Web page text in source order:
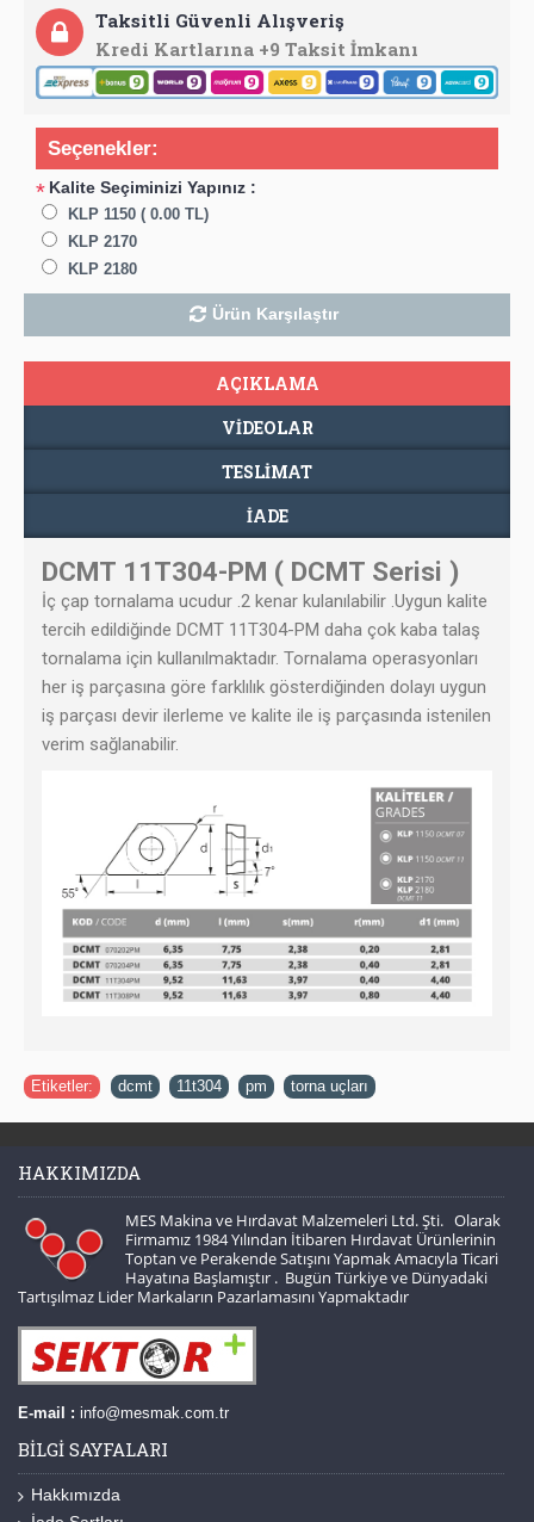
Taksitli Güvenli Alışveriş
Kredi Kartlarına +9 Taksit İmkanı
Seçenekler:
* Kalite Seçiminizi Yapınız :
KLP 1150 ( 0.00 TL)
KLP 2170
KLP 2180
Ürün Karşılaştır
AÇIKLAMA
VIDEOLAR
TESLIMAT
İADE
DCMT 11T304-PM ( DCMT Serisi )
İç çap tornalama ucudur .2 kenar kulanılabilir .Uygun kalite
tercih edildiğinde DCMT 11T304-PM​ daha çok kaba talaş
tornalama için kullanılmaktadır. Tornalama operasyonları
her iş parçasına göre farklılık gösterdiğinden dolayı uygun
iş parçası devir ilerleme ve kalite ile iş parçasında istenilen
verim sağlanabilir.
Etiketler: dcmt 11t304 pm torna uçları
HAKKIMIZDA
MES Makina ve Hırdavat Malzemeleri Ltd. Şti. Olarak
Firmamız 1984 Yılından İtibaren Hırdavat Ürünlerinin
Toptan ve Perakende Satışını Yapmak Amacıyla Ticari
Hayatına Başlamıştır . Bugün Türkiye ve Dünyadaki
Tartışılmaz Lider Markaların Pazarlamasını Yapmaktadır
E-mail : info@mesmak.com.tr
BILGI SAYFALARI
Hakkımızda